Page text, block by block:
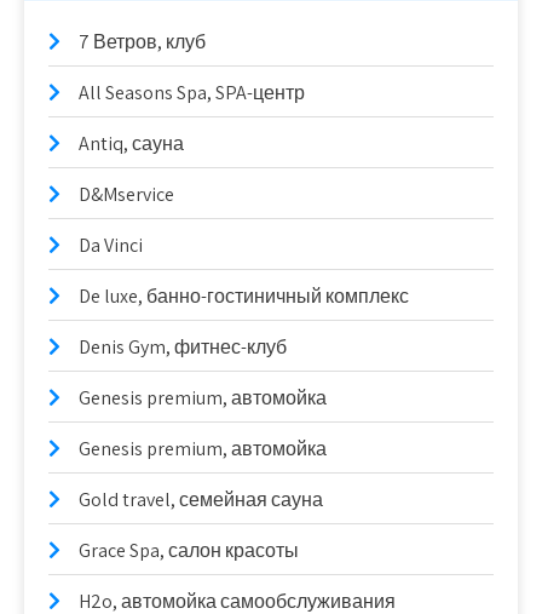
7 Ветров, клуб
All Seasons Spa, SPA-центр
Antiq, сауна
D&Mservice
Da Vinci
De luxe, банно-гостиничный комплекс
Denis Gym, фитнес-клуб
Genesis premium, автомойка
Genesis premium, автомойка
Gold travel, семейная сауна
Grace Spa, салон красоты
H2o, автомойка самообслуживания